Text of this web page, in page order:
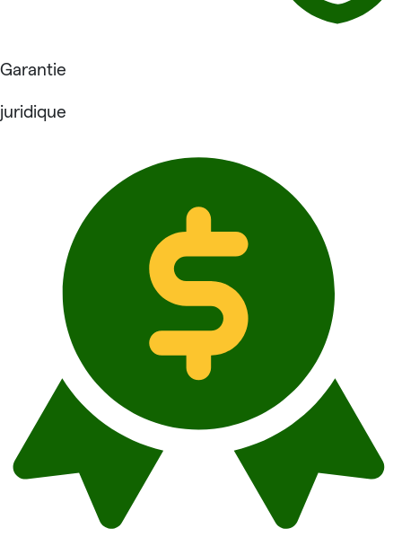
Garantie
juridique